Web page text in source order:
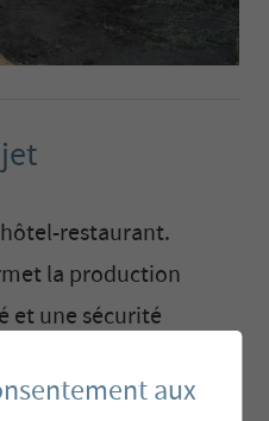
restaurant.
la production
et une sécurité
aux